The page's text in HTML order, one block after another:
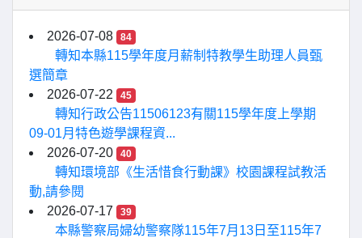
2026-07-08 84
轉知本縣115學年度月薪制特教學生助理人員甄
選簡章
2026-07-22
45
轉知行政公告11506123有關115學年度上學期
09-01月特色遊學課程資...
2026-07-20
40
轉知環境部《生活惜食行動課》校園課程試教活
動,請參閱
2026-07-17
39
本縣警察局婦幼警察隊115年7月13日至115年7